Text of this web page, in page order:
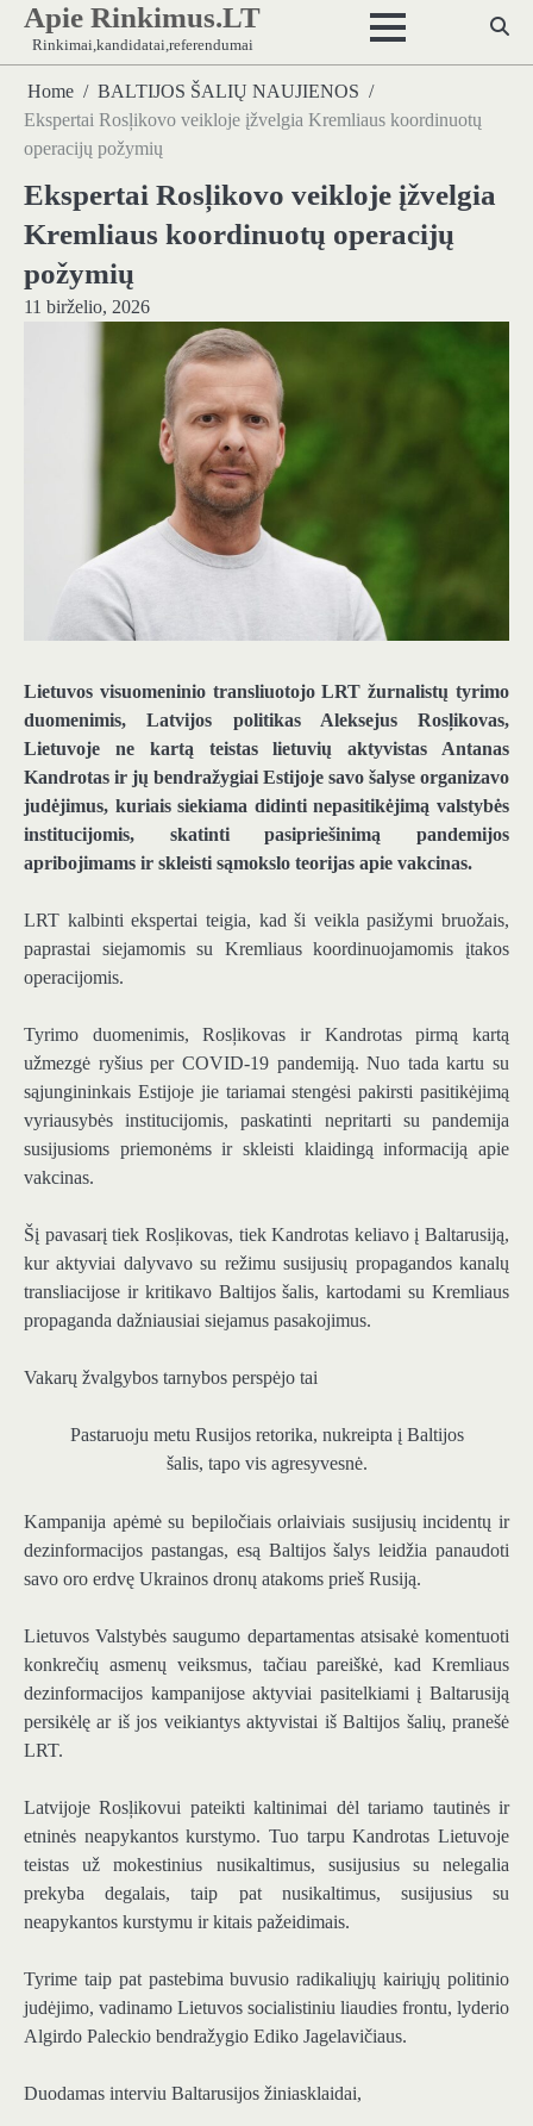
Skip
content
Apie Rinkimus.LT
Rinkimai,kandidatai,referendumai
Home
BALTIJOS ŠALIŲ NAUJIENOS
Ekspertai Rosļikovo veikloje įžvelgia Kremliaus koordinuotų
operacijų požymių
Ekspertai Rosļikovo veikloje įžvelgia
Kremliaus koordinuotų operacijų
požymių
11 birželio, 2026
Lietuvos visuomeninio transliuotojo LRT žurnalistų tyrimo
duomenimis, Latvijos politikas Aleksejus Rosļikovas,
Lietuvoje ne kartą teistas lietuvių aktyvistas Antanas
Kandrotas ir jų bendražygiai Estijoje savo šalyse organizavo
judėjimus, kuriais siekiama didinti nepasitikėjimą valstybės
institucijomis, skatinti pasipriešinimą pandemijos
apribojimams ir skleisti sąmokslo teorijas apie vakcinas.
LRT kalbinti ekspertai teigia, kad ši veikla pasižymi bruožais,
paprastai siejamomis su Kremliaus koordinuojamomis įtakos
operacijomis.
Tyrimo duomenimis, Rosļikovas ir Kandrotas pirmą kartą
užmezgė ryšius per COVID-19 pandemiją. Nuo tada kartu su
sąjungininkais Estijoje jie tariamai stengėsi pakirsti pasitikėjimą
vyriausybės institucijomis, paskatinti nepritarti su pandemija
susijusioms priemonėms ir skleisti klaidingą informaciją apie
vakcinas.
Šį pavasarį tiek Rosļikovas, tiek Kandrotas keliavo į Baltarusiją,
kur aktyviai dalyvavo su režimu susijusių propagandos kanalų
transliacijose ir kritikavo Baltijos šalis, kartodami su Kremliaus
propaganda dažniausiai siejamus pasakojimus.
Vakarų žvalgybos tarnybos perspėjo tai
Pastaruoju metu Rusijos retorika, nukreipta į Baltijos
šalis, tapo vis agresyvesnė.
Kampanija apėmė su bepiločiais orlaiviais susijusių incidentų ir
dezinformacijos pastangas, esą Baltijos šalys leidžia panaudoti
savo oro erdvę Ukrainos dronų atakoms prieš Rusiją.
Lietuvos Valstybės saugumo departamentas atsisakė komentuoti
konkrečių asmenų veiksmus, tačiau pareiškė, kad Kremliaus
dezinformacijos kampanijose aktyviai pasitelkiami į Baltarusiją
persikėlę ar iš jos veikiantys aktyvistai iš Baltijos šalių, pranešė
LRT.
Latvijoje Rosļikovui pateikti kaltinimai dėl tariamo tautinės ir
etninės neapykantos kurstymo. Tuo tarpu Kandrotas Lietuvoje
teistas už mokestinius nusikaltimus, susijusius su nelegalia
prekyba degalais, taip pat nusikaltimus, susijusius su
neapykantos kurstymu ir kitais pažeidimais.
Tyrime taip pat pastebima buvusio radikaliųjų kairiųjų politinio
judėjimo, vadinamo Lietuvos socialistiniu liaudies frontu, lyderio
Algirdo Paleckio bendražygio Ediko Jagelavičiaus.
Duodamas interviu Baltarusijos žiniasklaidai,